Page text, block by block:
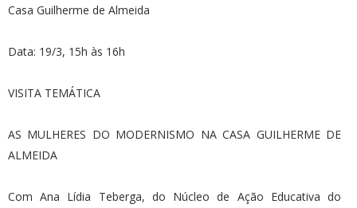
Casa Guilherme de Almeida
Data: 19/3, 15h às 16h
VISITA TEMÁTICA
AS MULHERES DO MODERNISMO NA CASA GUILHERME DE
ALMEIDA
Com Ana Lídia Teberga, do Núcleo de Ação Educativa do